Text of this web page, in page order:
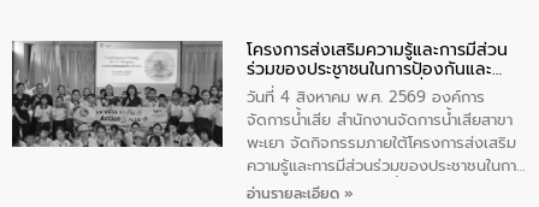
“ชุมชนร่วมใจ น้ำใสยั่งยืน” ได้บรรยายให้
ความรู้เกี่ยวกับการจัดการน้ำเสียและการใช้
ถังดักไขมันให้แก่นักเรียนโรงเรียนวัดบ่อ
(นันทวิทยา) เทศบาลนครปากเกร็ด อำเภอ
ปากเกร็ด จังหวัดนนทบุรี จำนวน 30 คน
โครงการส่งเสริมความรู้และการมีส่วน
ร่วมของประชาชนในการป้องกันและ
แก้ไขปัญหาน้ำเสียอย่างยั่งยืน
วันที่ 4 สิงหาคม พ.ศ. 2569 องค์การ
จัดการน้ำเสีย สำนักงานจัดการน้ำเสียสาขา
พะเยา จัดกิจกรรมภายใต้โครงการส่งเสริม
ความรู้และการมีส่วนร่วมของประชาชนในการ
ป้องกันและแก้ไขปัญหาน้ำเสียอย่างยั่งยืน
อ่านรายละเอียด »